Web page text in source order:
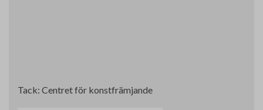
Tack: Centret för konstfrämjande